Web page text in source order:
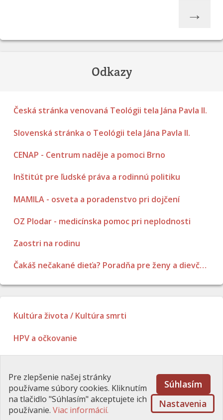
→
Odkazy
Česká stránka venovaná Teológii tela Jána Pavla II.
Slovenská stránka o Teológii tela Jána Pavla II.
CENAP - Centrum naděje a pomoci Brno
Inštitút pre ľudské práva a rodinnú politiku
MAMILA - osveta a poradenstvo pri dojčení
OZ Plodar - medicínska pomoc pri neplodnosti
Zaostri na rodinu
Čakáš nečakané dieťa? Poradňa pre ženy a dievčatá
Kultúra života / Kultúra smrti
HPV a očkovanie
Úvod\Kontakt\Ponuka\
Cookies
Pre zlepšenie našej stránky
používame súbory cookies. Kliknutím
na tlačidlo "Súhlasím" akceptujete ich
používanie. Viac informácií.
Súhlasím
Nastavenia